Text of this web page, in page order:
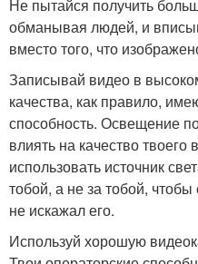
Не пытайся получить
обманывая людей, и
вместо того, что
Записывай видео в
качества, как правило,
способность. Освещение
влиять на качество
использовать источник
тобой, а не за тобой,
не искажал его.
Используй хорошую